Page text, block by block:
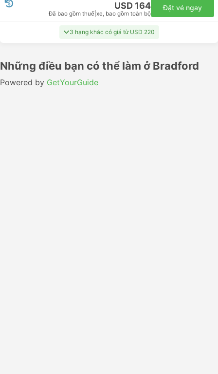
USD 164
Đã bao gồm thuế xe, bao gồm toàn bộ
Đặt vé ngay
3 hạng khác có giá từ USD 220
Những điều bạn có thể làm ở Bradford
Powered by GetYourGuide